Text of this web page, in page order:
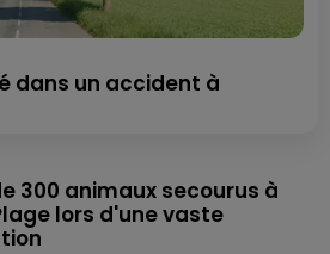
dans un accident à
300 animaux secourus à
lors d'une vaste